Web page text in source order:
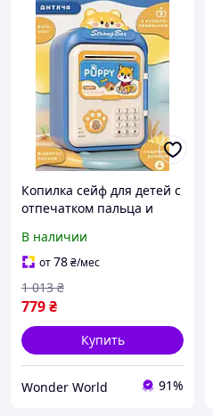
Копилка сейф для детей с
отпечатком пальца и
денег электронная от
батареек 14х10.5х24 см
HP12265BL
В наличии
от78₴/мес
779₴
1 013 ₴
Купить
Wonder World 91%